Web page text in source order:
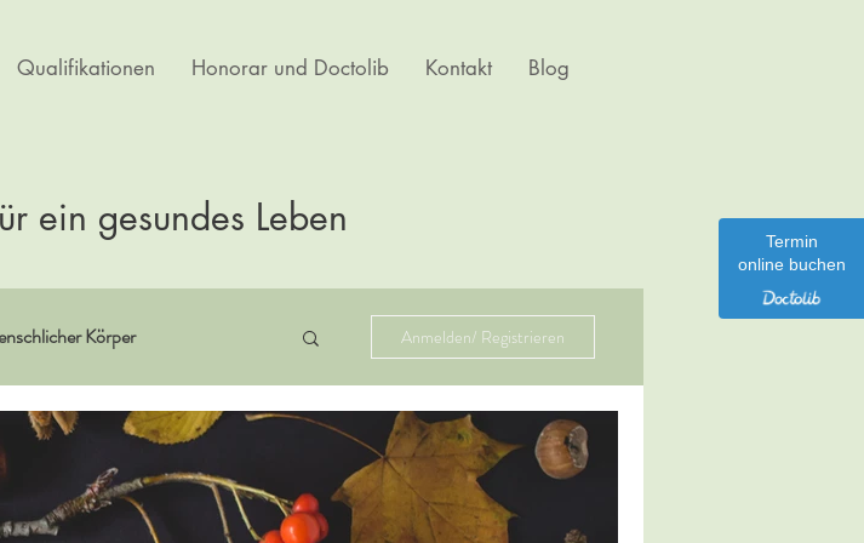
Termin
online buchen
Qualifikationen Honorar und Doctolib Kontakt Blog
ein gesundes Leben
Körper
Buchempfehlungen
Anmelden/ Registrieren